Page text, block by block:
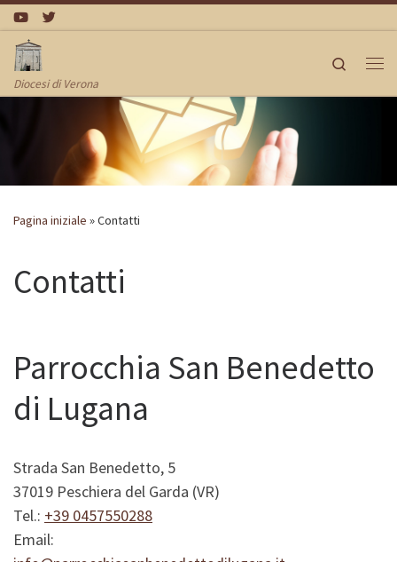
Passa al contenuto
Diocesi di Verona
Search
Pagina iniziale »Contatti
Contatti
Parrocchia San Benedetto
di Lugana
Strada San Benedetto, 5
37019 Peschiera del Garda (VR)
Tel.: +39 0457550288
Email: